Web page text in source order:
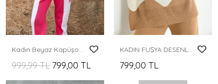
Kadın Beyaz Kapüşonlu Baskı Detay Garnili Şardonlu Takım
999,99 TL 799,00 TL
KADIN FUŞYA DESENLİ PANTOLONLU TAKIM
799,00 TL